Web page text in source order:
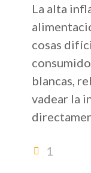
La alta
cosas
blancas,
vadear la
1